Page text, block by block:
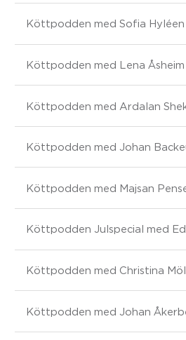
Köttpodden med Sofia Hyléen
Köttpodden med Lena Åsheim
Köttpodden med Ardalan
Köttpodden med Johan
Köttpodden med Majsan
Köttpodden Julspecial med
Köttpodden med Christina
Köttpodden med Johan